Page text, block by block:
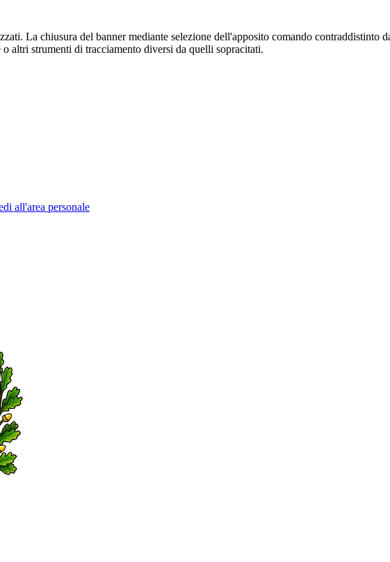
La chiusura del banner mediante selezione dell'apposito comando
altri strumenti di tracciamento diversi da quelli sopracitati.
all'area personale